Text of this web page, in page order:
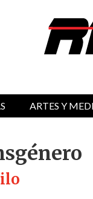
ARTES Y